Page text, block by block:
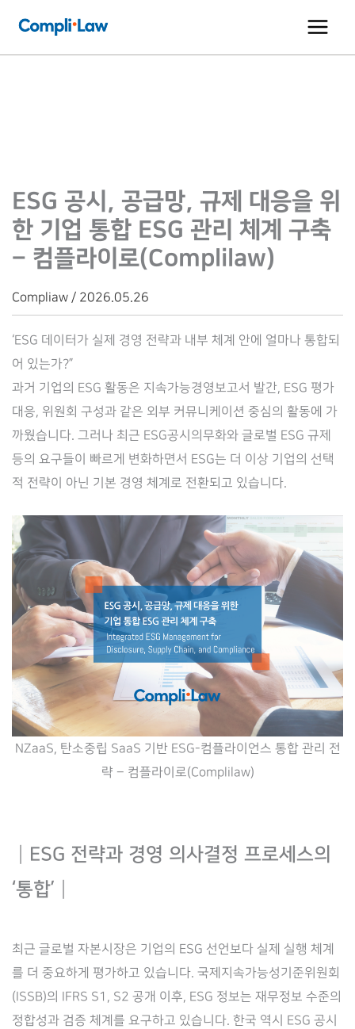
츠
ESG 공시, 공급망, 규제 대응을 위
한 기업 통합 ESG 관리 체계 구축
– 컴플라이로(Complilaw)
Compliaw / 2026.05.26
‘ESG 데이터가 실제 경영 전략과 내부 체계 안에 얼마나 통합되
어 있는가?”
과거 기업의 ESG 활동은 지속가능경영보고서 발간, ESG 평가
대응, 위원회 구성과 같은 외부 커뮤니케이션 중심의 활동에 가
까웠습니다. 그러나 최근 ESG공시의무화와 글로벌 ESG 규제
등의 요구들이 빠르게 변화하면서 ESG는 더 이상 기업의 선택
적 전략이 아닌 기본 경영 체계로 전환되고 있습니다.
NZaaS, 탄소중립 SaaS 기반 ESG-컴플라이언스 통합 관리 전
략 – 컴플라이로(Complilaw)
ESG 전략과 경영 의사결정 프로세스의
‘통합’
최근 글로벌 자본시장은 기업의 ESG 선언보다 실제 실행 체계
를 더 중요하게 평가하고 있습니다. 국제지속가능성기준위원회
(ISSB)의 IFRS S1, S2 공개 이후, ESG 정보는 재무정보 수준의
정합성과 검증 체계를 요구하고 있습니다. 한국 역시 ESG 공시